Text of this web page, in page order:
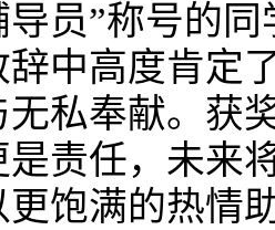
员”称号的
中高度肯定
无私奉献。获
责任，未来
饱满的热情